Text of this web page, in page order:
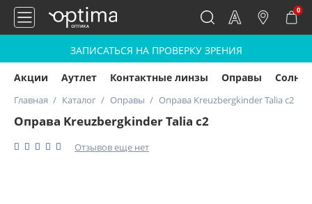
0
ЗАПИСАТЬСЯ НА ПРОВЕРКУ ЗРЕНИЯ
Акции Аутлет Контактные линзы Оправы
Главная Каталог Оправы Оправа Kreuzbergkinder Talia c2
Оправа Kreuzbergkinder Talia c2
Отзывов еще нет